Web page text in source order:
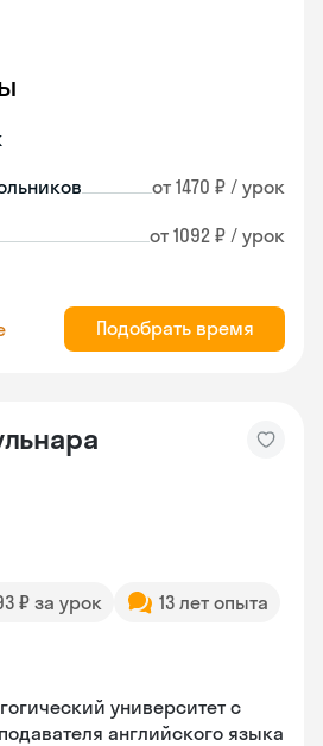
от 1470 ₽ / урок
от 1092 ₽ / урок
Подобрать время
₽ за урок 13 лет опыта
университет с
английского языка